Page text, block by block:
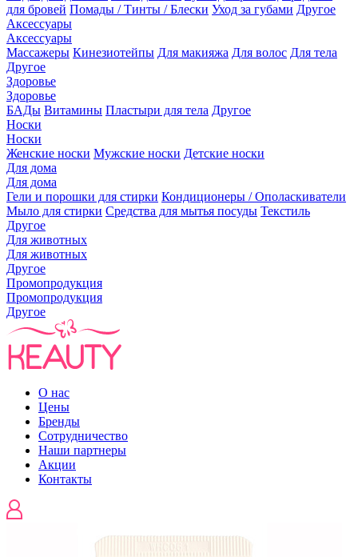
для бровей Помады / Тинты / Блески Уход за губами Другое
Аксессуары
Аксессуары
Массажеры Кинезиотейпы Для макияжа Для волос Для тела
Другое
Здоровье
Здоровье
БАДы Витамины Пластыри для тела Другое
Носки
Носки
Женские носки Мужские носки Детские носки
Для дома
Для дома
Гели и порошки для стирки Кондиционеры / Ополаскиватели
Мыло для стирки Средства для мытья посуды Текстиль
Другое
Для животных
Для животных
Другое
Промопродукция
Промопродукция
Другое
О нас
Цены
Бренды
Сотрудничество
Наши партнеры
Акции
Контакты